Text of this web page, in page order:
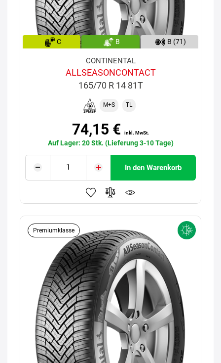
C B B (71)
CONTINENTAL
ALLSEASONCONTACT
165/70 R 14 81T
M+S TL
74,15 € inkl. MwSt.
Auf Lager: 20 Stk. (Lieferung 3-10 Tage)
In den Warenkorb
Premiumklasse